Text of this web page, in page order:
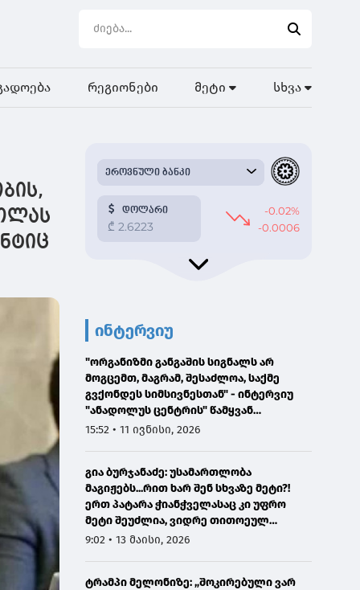
რეგიონები მეტი სხვა
ინტერვიუ
"ორგანიზმი განგაშის სიგნალს არ
მოგცემთ, მაგრამ, შესაძლოა, საქმე
გვქონდეს სიმსივნესთან" - ინტერვიუ
"ანადოლუს ცენტრის" წამყვან
ონკოლოგთან
15:52 • 11 ივნისი, 2026
გია ბურჯანაძე: უსამართლობა
მაგიჟებს...რით ხარ შენ სხვაზე მეტი?!
ერთ პატარა ჭიანჭველასაც კი უფრო
მეტი შეუძლია, ვიდრე თითოეულ
ჩვენგანს...
9:02 • 13 მაისი, 2026
ტრამპი მელონიზე: „შოკირებული ვარ